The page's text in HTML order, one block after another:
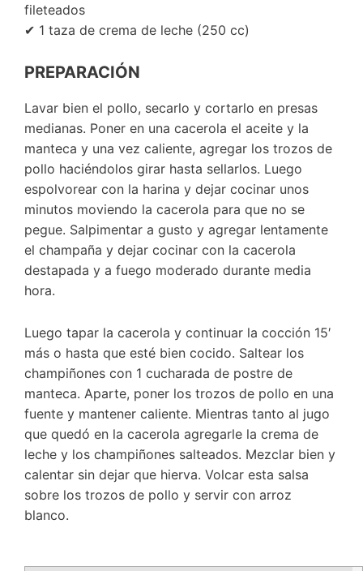
fileteados
✔ 1 taza de crema de leche (250 cc)
PREPARACIÓN
Lavar bien el pollo, secarlo y cortarlo en presas
medianas. Poner en una cacerola el aceite y la
manteca y una vez caliente, agregar los trozos de
pollo haciéndolos girar hasta sellarlos. Luego
espolvorear con la harina y dejar cocinar unos
minutos moviendo la cacerola para que no se
pegue. Salpimentar a gusto y agregar lentamente
el champaña y dejar cocinar con la cacerola
destapada y a fuego moderado durante media
hora.
Luego tapar la cacerola y continuar la cocción 15′
más o hasta que esté bien cocido. Saltear los
champiñones con 1 cucharada de postre de
manteca. Aparte, poner los trozos de pollo en una
fuente y mantener caliente. Mientras tanto al jugo
que quedó en la cacerola agregarle la crema de
leche y los champiñones salteados. Mezclar bien y
calentar sin dejar que hierva. Volcar esta salsa
sobre los trozos de pollo y servir con arroz
blanco.